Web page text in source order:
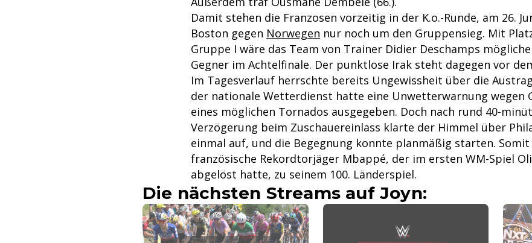
Damit stehen die Franzosen vorzeitig in der K.o.-Runde, am 26.
Boston gegen Norwegen nur noch um den Gruppensieg. Mit
Gruppe I wäre das Team von Trainer Didier Deschamps
Gegner im Achtelfinale. Der punktlose Irak steht dagegen vor
Im Tagesverlauf herrschte bereits Ungewissheit über die
der nationale Wetterdienst hatte eine Unwetterwarnung wegen
eines möglichen Tornados ausgegeben. Doch nach rund 40-
Verzögerung beim Zuschauereinlass klarte der Himmel über
einmal auf, und die Begegnung konnte planmäßig starten. Somit
französische Rekordtorjäger Mbappé, der im ersten WM-Spiel
abgelöst hatte, zu seinem 100. Länderspiel.
Die nächsten Streams auf Joyn: